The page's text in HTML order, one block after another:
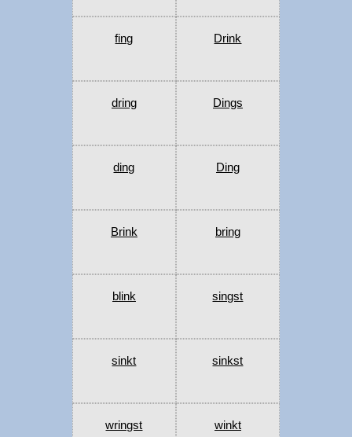
fing Drink
dring Dings
ding Ding
Brink bring
blink singst
sinkt sinkst
wringst winkt